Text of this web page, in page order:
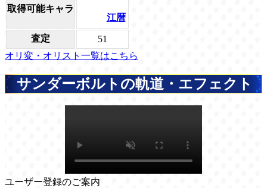
取得可能キャラ
江暦
査定
51
オリ変・オリスト一覧はこちら
サンダーボルトの軌道・エフェクト
ユーザー登録のご案内